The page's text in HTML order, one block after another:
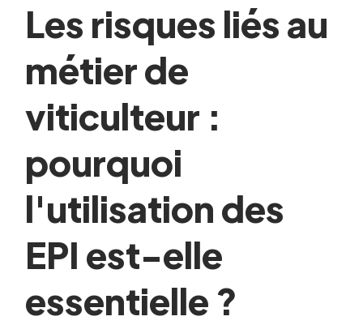
Les risques liés au
métier de
viticulteur :
pourquoi
l'utilisation des
EPI est-elle
essentielle ?